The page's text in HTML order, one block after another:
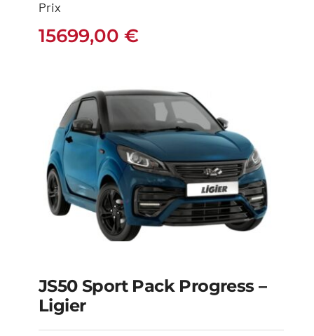
15699,00
Prix
15699,00 €
JS50 Sport Pack
JS50 Sport Pack Progress –
Ligier